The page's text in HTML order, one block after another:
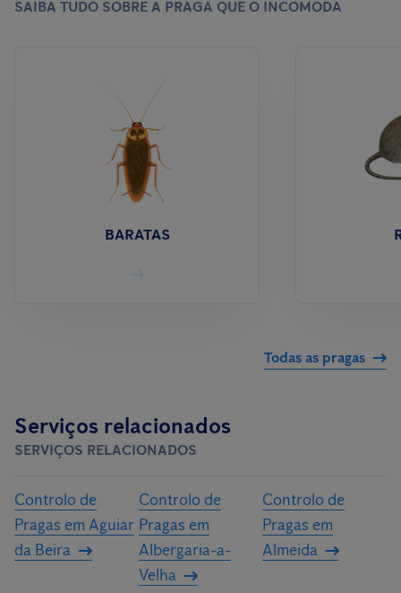
SAIBA TUDO SOBRE A PRAGA QUE O INCOMODA
BARATAS
Todas as pragas
Serviços relacionados
SERVIÇOS RELACIONADOS
Controlo de
Pragas em Aguiar
da Beira
Controlo de
Pragas em
Albergaria-a-
Velha
Controlo de
Pragas em
Almeida